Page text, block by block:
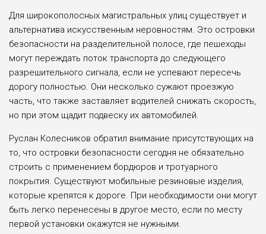
Для широкополосных магистральных улиц существует и
альтернатива искусственным неровностям. Это островки
безопасности на разделительной полосе, где пешеходы
могут переждать поток транспорта до следующего
разрешительного сигнала, если не успевают пересечь
дорогу полностью. Они несколько сужают проезжую
часть, что также заставляет водителей снижать скорость,
но при этом щадит подвеску их автомобилей.
Руслан Колесников обратил внимание присутствующих на
то, что островки безопасности сегодня не обязательно
строить с применением бордюров и тротуарного
покрытия. Существуют мобильные резиновые изделия,
которые крепятся к дороге. При необходимости они могут
быть легко перенесены в другое место, если по месту
первой установки окажутся не нужными.